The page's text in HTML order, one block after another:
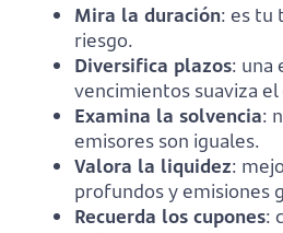
Mira la duración: es tu
riesgo.
Diversifica plazos: una
vencimientos suaviza
Examina la solvencia:
emisores son iguales.
Valora la liquidez:
profundos y emisiones
Recuerda los cupones: